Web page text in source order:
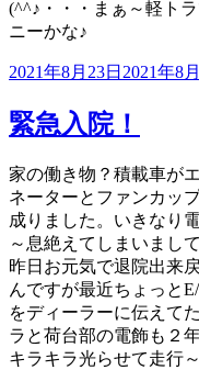
(^^♪・・・まぁ～軽ト
ニーかな♪
投
日:
2021年8月23日 2021年8
緊急入院！
家の働き物？積載車が
ネーターとファンカッ
成りました。いきなり
～息絶えてしまいまし
昨日お元気で退院出来
んですが最近ちょっと
をディーラーに伝えて
ラと荷台部の電飾も２
キラキラ光らせて走行